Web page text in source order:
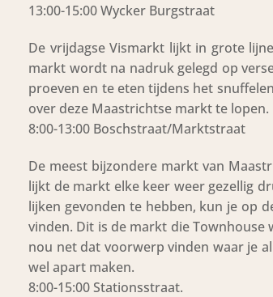
13:00-15:00 Wycker Burgstraat
De vrijdagse Vismarkt lijkt in grote
markt wordt na nadruk gelegd op
proeven en te eten tijdens het
over deze Maastrichtse markt te
8:00-13:00 Boschstraat/Marktstraat
De meest bijzondere markt van
lijkt de markt elke keer weer gezellig
lijken gevonden te hebben, kun je op
vinden. Dit is de markt die
nou net dat voorwerp vinden waar je
wel apart maken.
8:00-15:00 Stationsstraat.